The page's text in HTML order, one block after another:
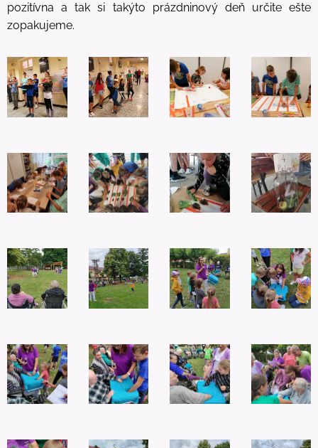
pozitívna a tak si takýto prázdninový deň určite ešte
zopakujeme.